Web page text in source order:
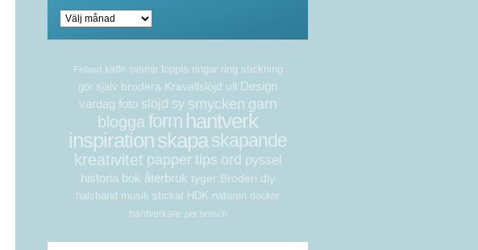
Arkiv
Finland kaffe svamp loppis ringar ring stickning
gör själv brodera Kravallslöjd ull Design
vardag foto slöjd sy smycken garn
blogga form hantverk
inspirationskapaskapande
kreativitet papper tips ord pyssel
historia bok återbruk tyger Broderi diy
halsband musik stickat HDK naturen dockor
hantverkare pet brosch